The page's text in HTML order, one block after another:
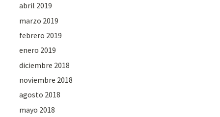
abril 2019
marzo 2019
febrero 2019
enero 2019
diciembre 2018
noviembre 2018
agosto 2018
mayo 2018